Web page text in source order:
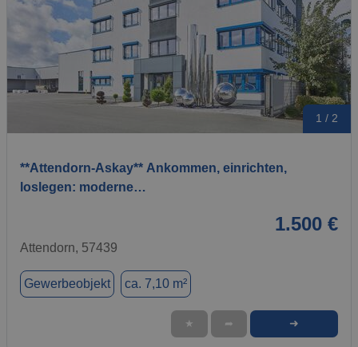
1 / 2
**Attendorn-Askay** Ankommen, einrichten,
loslegen: moderne…
1.500 €
Attendorn, 57439
Gewerbeobjekt ca. 7,10 m²
★ ➦ ➜